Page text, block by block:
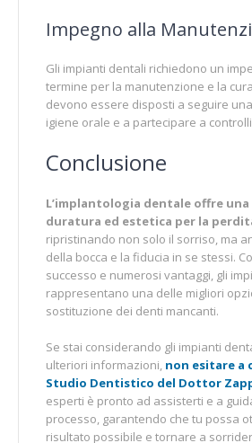
Impegno alla
Gli impianti dentali richiedono un
termine per la manutenzione e la
devono essere disposti a seguire
igiene orale e a partecipare a
Conclusione
L’implantologia dentale offre
duratura ed estetica per la
ripristinando non solo il sorriso, ma
della bocca e la fiducia in se stessi.
successo e numerosi vantaggi, gli
rappresentano una delle migliori
sostituzione dei denti mancanti.
Se stai considerando gli impianti
ulteriori informazioni, non esitare a
Studio Dentistico del Dottor
esperti è pronto ad assisterti e a
processo, garantendo che tu possa
risultato possibile e tornare a